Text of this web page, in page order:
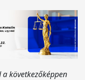
következőképpen